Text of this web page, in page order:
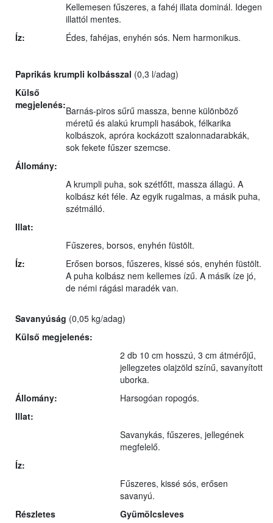
Kellemesen fűszeres, a fahéj illata dominál. Idegen
illattól mentes.
Íz:
Édes, fahéjas, enyhén sós. Nem harmonikus.
Paprikás krumpli kolbásszal (0,3 l/adag)
Külső
megjelenés:Barnás-piros sűrű massza, benne különböző
méretű és alakú krumpli hasábok, félkarika
kolbászok, apróra kockázott szalonnadarabkák,
sok fekete fűszer szemcse.
Állomány:
A krumpli puha, sok szétfőtt, massza állagú. A
kolbász két féle. Az egyik rugalmas, a másik puha,
szétmálló.
Illat:
Fűszeres, borsos, enyhén füstölt.
Íz:
Erősen borsos, fűszeres, kissé sós, enyhén füstölt.
A puha kolbász nem kellemes ízű. A másik íze jó,
de némi rágási maradék van.
Savanyúság (0,05 kg/adag)
Külső megjelenés:
2 db 10 cm hosszú, 3 cm átmérőjű,
jellegzetes olajzöld színű, savanyított
uborka.
Állomány:
Harsogóan ropogós.
Illat:
Savanykás, fűszeres, jellegének
megfelelő.
Íz:
Fűszeres, kissé sós, erősen
savanyú.
Részletes
Gyümölcsleves